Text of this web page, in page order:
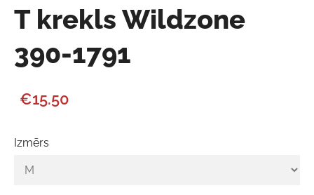
T krekls Wildzone
390-1791
€15.50
Izmērs